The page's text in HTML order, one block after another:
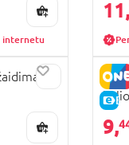
internetu
11,
E-
9,